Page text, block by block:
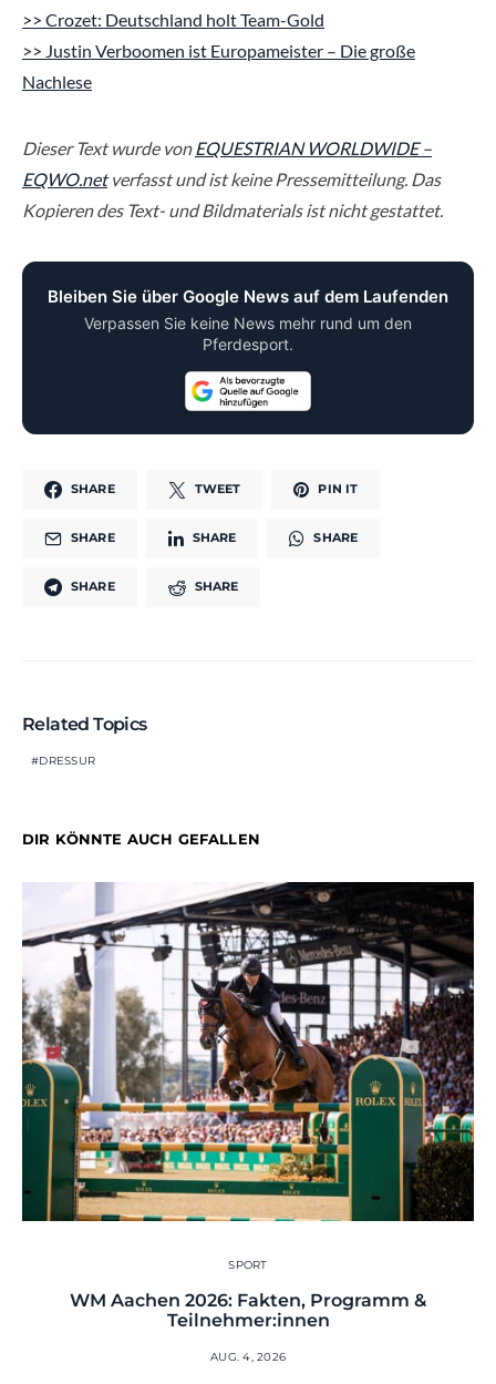
>> Crozet: Deutschland holt Team-Gold
>> Justin Verboomen ist Europameister – Die große
Nachlese
Dieser Text wurde vonEQUESTRIAN WORLDWIDE –
EQWO.netverfasst und ist keine Pressemitteilung. Das
Kopieren des Text- und Bildmaterials ist nicht gestattet.
Bleiben Sie über Google News auf dem Laufenden
Verpassen Sie keine News mehr rund um den
Pferdesport.
SHARE TWEET PIN IT
SHARE SHARE SHARE
SHARE SHARE
Related Topics
DRESSUR
DIR KÖNNTE AUCH GEFALLEN
SPORT
WM Aachen 2026: Fakten, Programm &
Teilnehmer:innen
AUG. 4, 2026